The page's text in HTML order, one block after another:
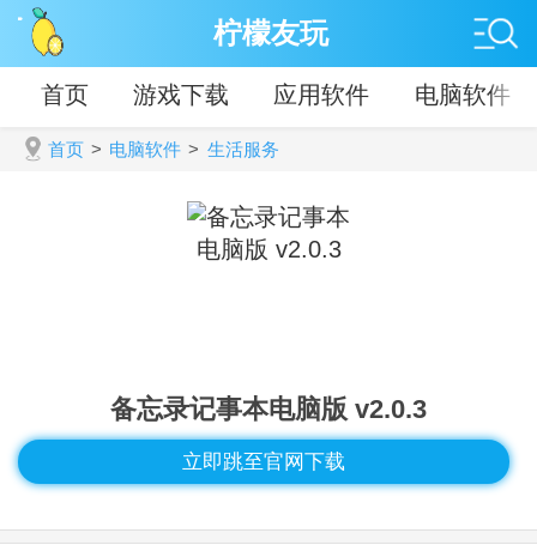
柠檬友玩
首页 游戏下载 应用软件 电脑软件
首页 > 电脑软件 > 生活服务
备忘录记事本电脑版 v2.0.3
立即跳至官网下载